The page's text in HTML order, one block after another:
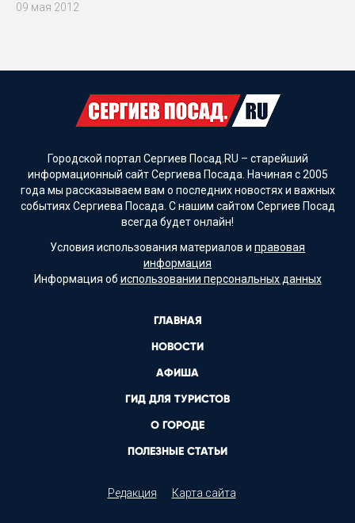
09 мая 2012
Городской портал Сергиев Посад.RU – старейший
информационный сайт Сергиева Посада. Начиная с 2005
года мы рассказываем вам о последних новостях и важных
событиях Сергиева Посада. С нашим сайтом Сергиев Посад
всегда будет онлайн!
Условия использования материалов и правовая
информация
Информация об использовании персональных данных
ГЛАВНАЯ
НОВОСТИ
АФИША
ГИД ДЛЯ ТУРИСТОВ
О ГОРОДЕ
ПОЛЕЗНЫЕ СТАТЬИ
Редакция Карта сайта